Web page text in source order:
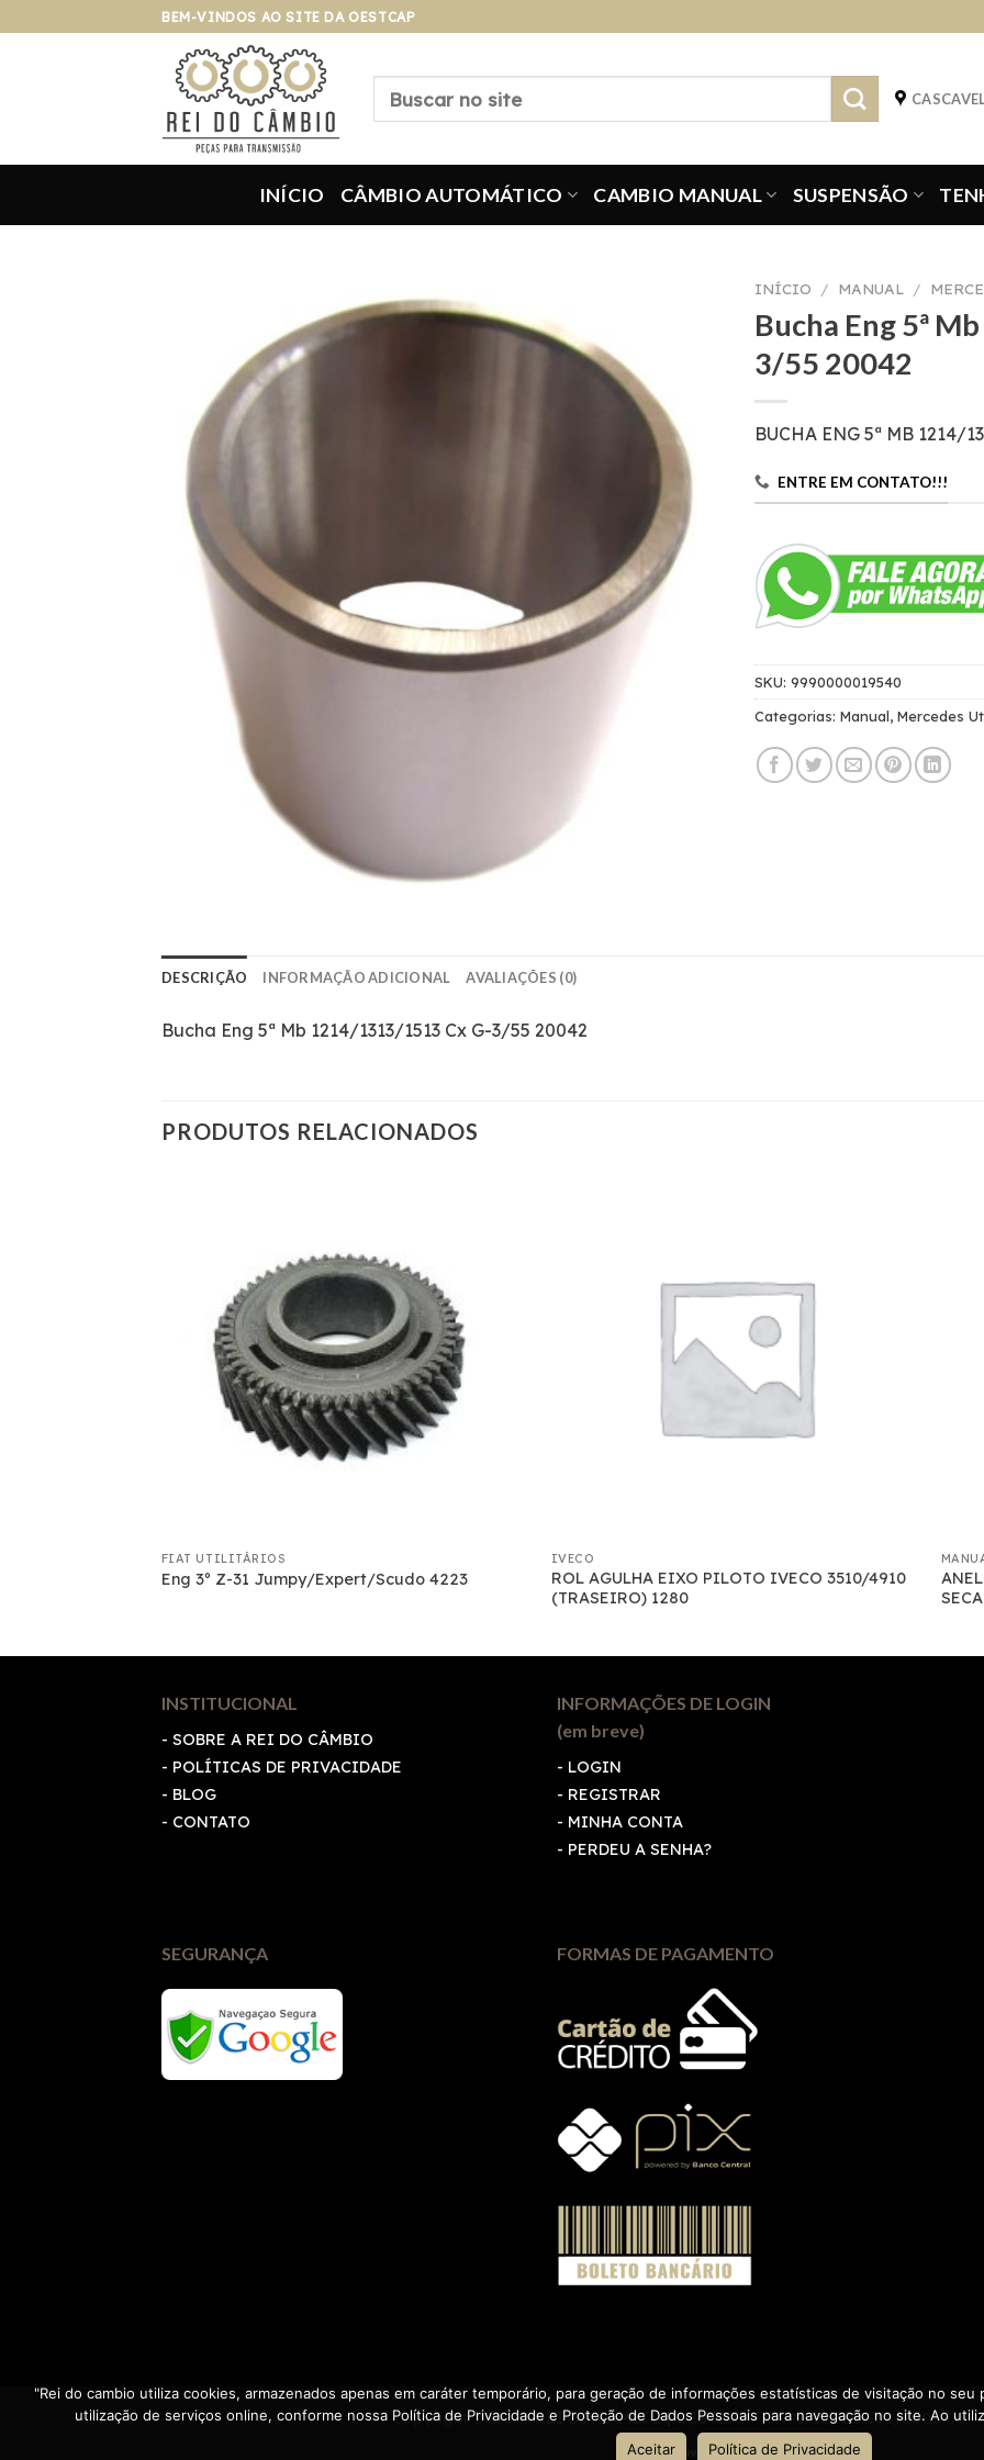
para
BEM-VINDOS AO SITE DA OESTCAP
Pesquisar
INÍCIO CÂMBIO AUTOMÁTICO CAMBIO MANUAL SUSPENSÃO
INÍCIO / MANUAL /
Bucha Eng 5ª
3/55 20042
BUCHA ENG 5ª MB 1214/
ENTRE EM CONTATO!!!
SKU: 9990000019540
Categorias: Manual, Mercedes
DESCRIÇÃO INFORMAÇÃO ADICIONAL AVALIAÇÕES (0)
Bucha Eng 5ª Mb 1214/1313/1513 Cx G-3/55 20042
PRODUTOS RELACIONADOS
FIAT UTILITÁRIOS
Eng 3º Z-31 Jumpy/Expert/Scudo 4223
IVECO
ROL AGULHA EIXO PILOTO IVECO 3510/4910
(TRASEIRO) 1280
INSTITUCIONAL
- SOBRE A REI DO CÂMBIO
- POLÍTICAS DE PRIVACIDADE
- BLOG
- CONTATO
INFORMAÇÕES DE LOGIN
(em breve)
- LOGIN
- REGISTRAR
- MINHA CONTA
- PERDEU A SENHA?
SEGURANÇA FORMAS DE PAGAMENTO
Copyright 2026 ©REI DO CÂMBIO | OESTCAP• CNPJ 12.085.808/0001-06 •
"Rei do cambio utiliza cookies, armazenados apenas em caráter temporário, para geração de informações estatísticas de visitação no
utilização de serviços online, conforme nossa Política de Privacidade e Proteção de Dados Pessoais para navegação no site. Ao
Aceitar
Política de Privacidade